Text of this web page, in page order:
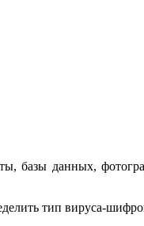
базы данных,
тип вируса-